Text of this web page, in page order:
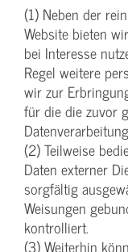
(1) Neben der
Website bieten
bei Interesse
Regel weitere
wir zur
für die die zuvor
(2) Teilweise
Daten externer
sorgfältig
Weisungen
kontrolliert.
(3) Weiterhin